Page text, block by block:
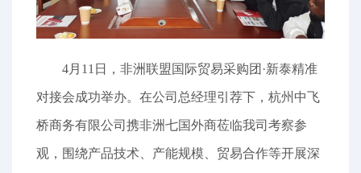
4月11日，非洲联盟国际贸易采购团·新泰精准
对接会成功举办。在公司总经理引荐下，杭州中飞
桥商务有限公司携非洲七国外商莅临我司考察参
观，围绕产品技术、产能规模、贸易合作等开展深